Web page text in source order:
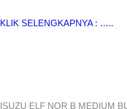
KLIK SELENGKAPNYA : …..
ISUZU ELF NQR B MEDIUM